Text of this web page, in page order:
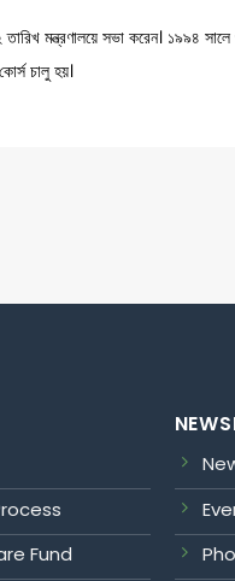
মন্ত্রণালয়ে সভা করেন। ১৯৯৪ সালে
চালু হয়।
Fund